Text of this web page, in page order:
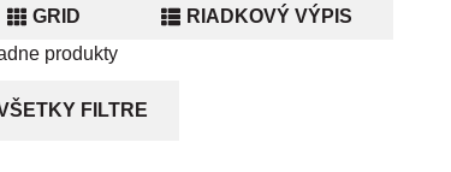
GRID
RIADKOVÝ VÝPIS
produkty
FILTRE